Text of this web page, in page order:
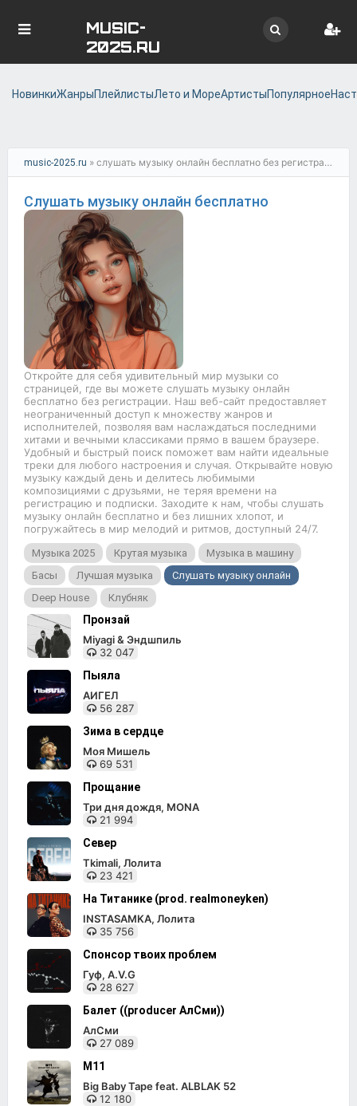
MUSIC-
2025.RU
НовинкиЖанрыПлейлистыЛето и МореАртистыПопулярное
music-2025.ru » слушать музыку онлайн бесплатно без регистрации
Слушать музыку онлайн бесплатно
Откройте для себя удивительный мир музыки со
страницей, где вы можете слушать музыку онлайн
бесплатно без регистрации. Наш веб-сайт предоставляет
неограниченный доступ к множеству жанров и
исполнителей, позволяя вам наслаждаться последними
хитами и вечными классиками прямо в вашем браузере.
Удобный и быстрый поиск поможет вам найти идеальные
треки для любого настроения и случая. Открывайте новую
музыку каждый день и делитесь любимыми
композициями с друзьями, не теряя времени на
регистрацию и подписки. Заходите к нам, чтобы слушать
музыку онлайн бесплатно и без лишних хлопот, и
погружайтесь в мир мелодий и ритмов, доступный 24/7.
Музыка 2025 Крутая музыка
Музыка в машину
Басы
Лучшая музыка
Слушать музыку онлайн
Deep House
Клубняк
Пронзай
Miyagi & Эндшпиль
32 047
Пыяла
АИГЕЛ
56 287
Зима в сердце
Моя Мишель
69 531
Прощание
Три дня дождя, MONA
21 994
Север
Tkimali, Лолита
23 421
На Титанике (prod. realmoneyken)
INSTASAMKA, Лолита
35 756
Спонсор твоих проблем
Гуф, A.V.G
28 627
Балет ((producer АлСми))
АлСми
27 089
M11
Big Baby Tape feat. ALBLAK 52
12 180